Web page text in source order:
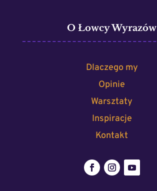
O Łowcy Wyrazów
Dlaczego my
Opinie
Warsztaty
Inspiracje
Kontakt